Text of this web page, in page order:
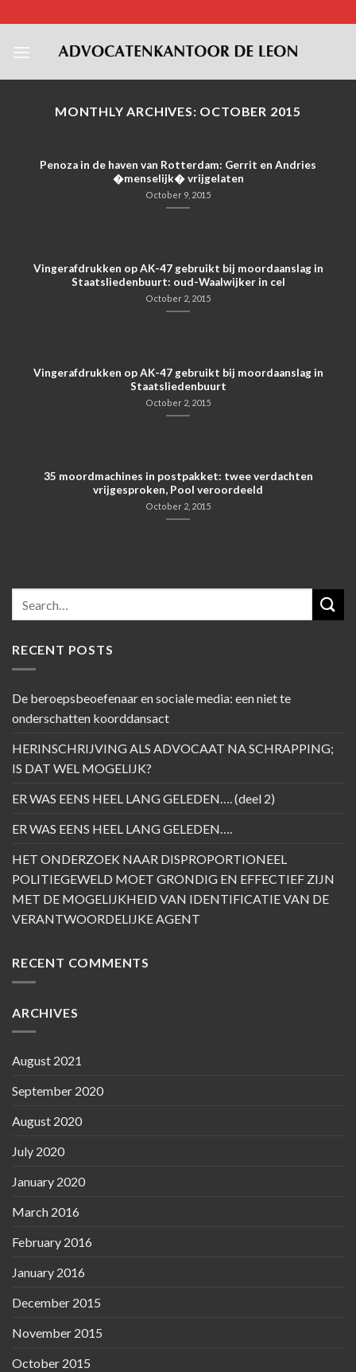
to
content
MONTHLY ARCHIVES: OCTOBER 2015
Penoza in de haven van Rotterdam: Gerrit en Andries
�menselijk� vrijgelaten
October 9, 2015
Vingerafdrukken op AK-47 gebruikt bij moordaanslag in
Staatsliedenbuurt: oud-Waalwijker in cel
October 2, 2015
Vingerafdrukken op AK-47 gebruikt bij moordaanslag in
Staatsliedenbuurt
October 2, 2015
35 moordmachines in postpakket: twee verdachten
vrijgesproken, Pool veroordeeld
October 2, 2015
RECENT POSTS
De beroepsbeoefenaar en sociale media: een niet te
onderschatten koorddansact
HERINSCHRIJVING ALS ADVOCAAT NA SCHRAPPING;
IS DAT WEL MOGELIJK?
ER WAS EENS HEEL LANG GELEDEN…. (deel 2)
ER WAS EENS HEEL LANG GELEDEN….
HET ONDERZOEK NAAR DISPROPORTIONEEL
POLITIEGEWELD MOET GRONDIG EN EFFECTIEF ZIJN
MET DE MOGELIJKHEID VAN IDENTIFICATIE VAN DE
VERANTWOORDELIJKE AGENT
RECENT COMMENTS
ARCHIVES
August 2021
September 2020
August 2020
July 2020
January 2020
March 2016
February 2016
January 2016
December 2015
November 2015
October 2015